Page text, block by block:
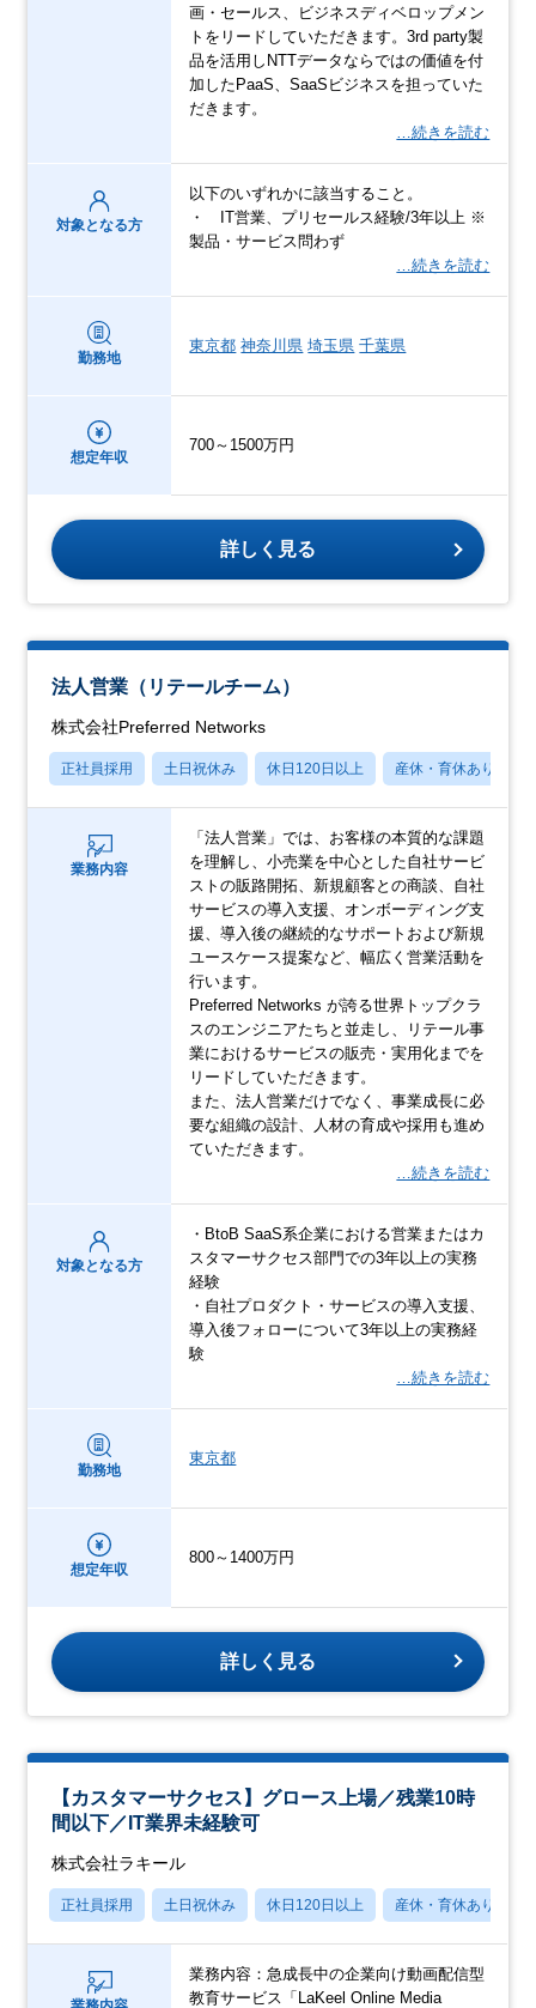
画・セールス、ビジネスディベロップメン
トをリードしていただきます。3rd party製
品を活用しNTTデータならではの価値を付
加したPaaS、SaaSビジネスを担っていた
だきます。
…続きを読む
対象となる方
以下のいずれかに該当すること。
・ IT営業、プリセールス経験/3年以上 ※
製品・サービス問わず
…続きを読む
勤務地
東京都 神奈川県 埼玉県 千葉県
想定年収
700～1500万円
詳しく見る
法人営業（リテールチーム）
株式会社Preferred Networks
正社員採用 土日祝休み 休日120日以上 産休・育休あり
業務内容
「法人営業」では、お客様の本質的な課題
を理解し、小売業を中心とした自社サービ
ストの販路開拓、新規顧客との商談、自社
サービスの導入支援、オンボーディング支
援、導入後の継続的なサポートおよび新規
ユースケース提案など、幅広く営業活動を
行います。
Preferred Networks が誇る世界トップクラ
スのエンジニアたちと並走し、リテール事
業におけるサービスの販売・実用化までを
リードしていただきます。
また、法人営業だけでなく、事業成長に必
要な組織の設計、人材の育成や採用も進め
ていただきます。
…続きを読む
対象となる方
・BtoB SaaS系企業における営業またはカ
スタマーサクセス部門での3年以上の実務
経験
・自社プロダクト・サービスの導入支援、
導入後フォローについて3年以上の実務経
験
…続きを読む
勤務地
東京都
想定年収
800～1400万円
詳しく見る
【カスタマーサクセス】グロース上場／残業10時
間以下／IT業界未経験可
株式会社ラキール
正社員採用 土日祝休み 休日120日以上 産休・育休あり
業務内容：急成長中の企業向け動画配信型
教育サービス「LaKeel Online Media